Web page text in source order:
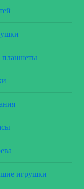
планшеты
игрушки